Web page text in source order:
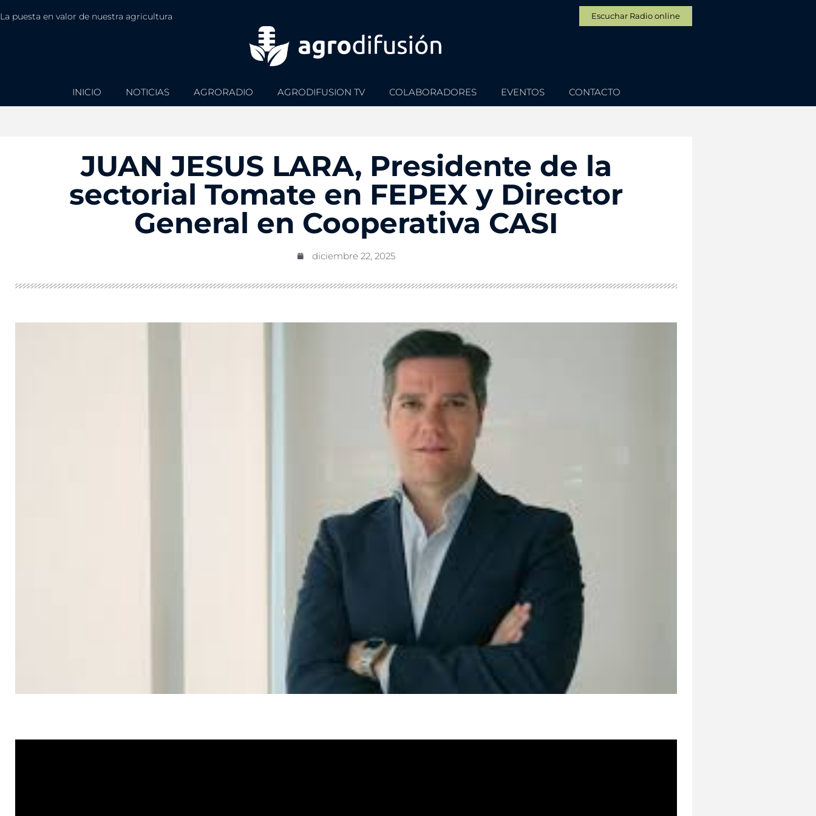
La puesta en valor de nuestra agricultura Escuchar Radio online
INICIO NOTICIAS AGRORADIO AGRODIFUSION TV COLABORADORES EVENTOS CONTACTO
JUAN JESUS LARA, Presidente de la
sectorial Tomate en FEPEX y Director
General en Cooperativa CASI
diciembre 22, 2025